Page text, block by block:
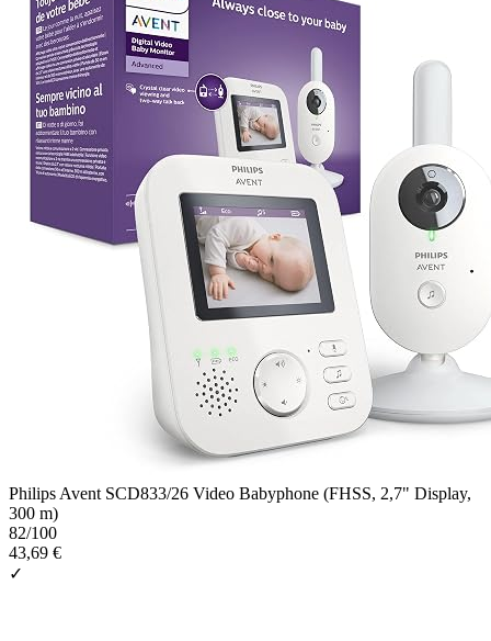
Philips Avent SCD833/26 Video Babyphone (FHSS, 2,7" Display,
300 m)
82/100
43,69 €
✓